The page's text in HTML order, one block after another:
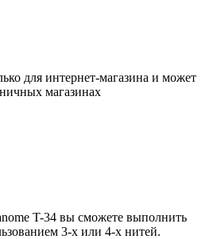
для интернет-магазина и может
магазинах
T-34 вы сможете выполнить
3-х или 4-х нитей.